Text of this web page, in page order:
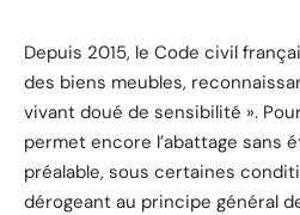
Depuis 2015, le Code civil
des biens meubles,
vivant doué de sensibilité ».
permet encore l’abattage sans
préalable, sous certaines
dérogeant au principe général